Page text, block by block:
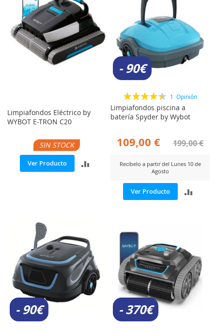
Limpiafondos Eléctrico by
WYBOT E-TRON C20
SIN STOCK
Ver Producto
COMPARAR
- 90€
Valoración:
90%
1 Opinión
Limpiafondos piscina a
batería Spyder by Wybot
109,00 € 199,00 €
Recíbelo a partir del Lunes 10 de
Agosto
Ver Producto
- 90€ - 370€